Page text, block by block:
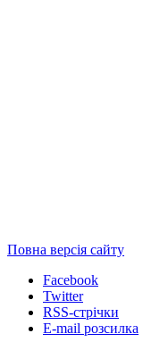
Повна версія сайту
Facebook
Twitter
RSS-стрічки
E-mail розсилка